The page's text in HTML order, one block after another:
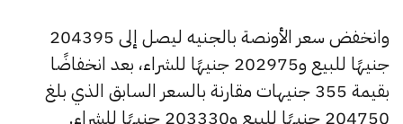
وانخفض سعر الأونصة بالجنيه ليصل إلى 204395
جنيهًا للبيع و202975 جنيهًا للشراء، بعد انخفاضًا
بقيمة 355 جنيهات مقارنة بالسعر السابق الذي بلغ
204750 جنيهًا للبيع و203330 جنيهًا للشراء.